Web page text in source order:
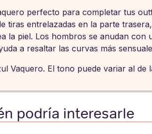
perfecto para completar tus
tiras entrelazadas en la parte
la piel. Los hombros se anudan
a resaltar las curvas más
Vaquero. El tono puede variar al de
podría interesarle